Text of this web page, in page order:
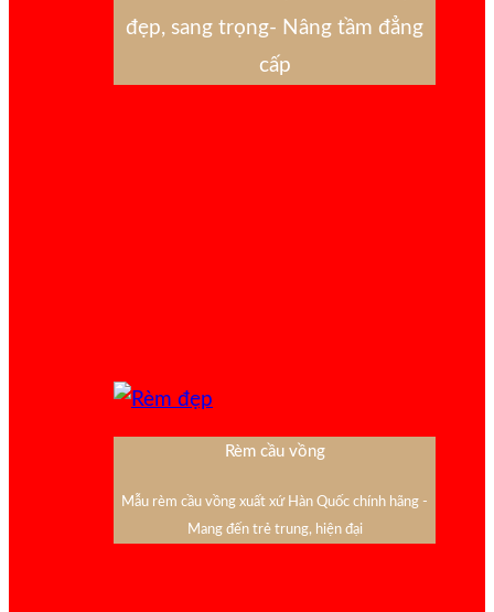
đẹp, sang trọng- Nâng tầm đẳng
cấp
Rèm cầu vồng
Mẫu rèm cầu vồng xuất xứ Hàn Quốc chính hãng -
Mang đến trẻ trung, hiện đại